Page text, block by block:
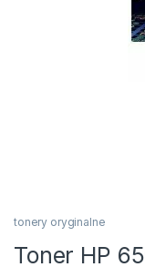
tonery oryginalne
Toner HP